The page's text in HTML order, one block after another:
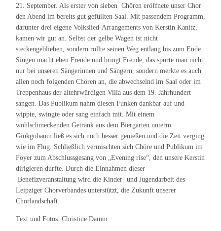
21. September. Als erster von sieben Chören eröffnete unser Chor
den Abend im bereits gut gefüllten Saal. Mit passendem Programm,
darunter drei eigene Volkslied-Arrangements von Kerstin Kanitz,
kamen wir gut an. Selbst der gelbe Wagen ist nicht
steckengeblieben, sondern rollte seinen Weg entlang bis zum Ende.
Singen macht eben Freude und bringt Freude, das spürte man nicht
nur bei unseren Sängerinnen und Sängern, sondern merkte es auch
allen noch folgenden Chören an, die abwechselnd im Saal oder im
Treppenhaus der altehrwürdigen Villa aus dem 19. Jahrhundert
sangen. Das Publikum nahm diesen Funken dankbar auf und
wippte, swingte oder sang einfach mit. Mit einem
wohlschmeckenden Getränk aus dem Biergarten unterm
Ginkgobaum ließ es sich noch besser genießen und die Zeit verging
wie im Flug. Schließlich vermischten sich Chöre und Publikum im
Foyer zum Abschlussgesang von „Evening rise“, den unsere Kerstin
dirigieren durfte. Durch die Einnahmen dieser
Benefizveranstaltung wird die Kinder- und Jugendarbeit des
Leipziger Chorverbandes unterstützt, die Zukunft unserer
Chorlandschaft.
Text und Fotos: Christine Damm